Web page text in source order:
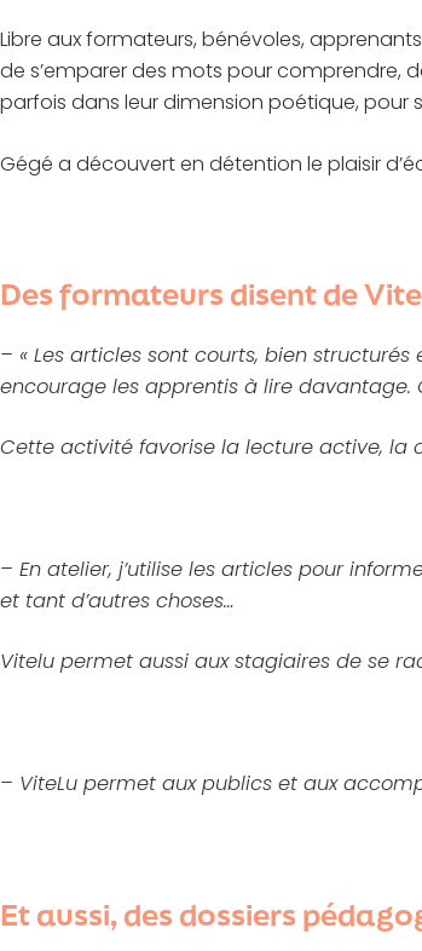
Libre aux formateurs, bénévoles,
de s’emparer des mots pour comprendre,
parfois dans leur dimension poétique, pour
Gégé a découvert en détention le plaisir
Des formateurs disent de
– « Les articles sont courts, bien
encourage les apprentis à lire davantage.
Cette activité favorise la lecture active, la
– En atelier, j’utilise les articles pour
et tant d’autres choses…
Vitelu permet aussi aux stagiaires de se
– ViteLu permet aux publics et aux
Et aussi, des dossiers